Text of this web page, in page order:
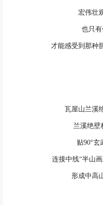
宏伟壮
也只
才能感受到那种
瓦屋山兰溪
兰溪绝壁
贴90°玄
连接中线“半山
形成中高